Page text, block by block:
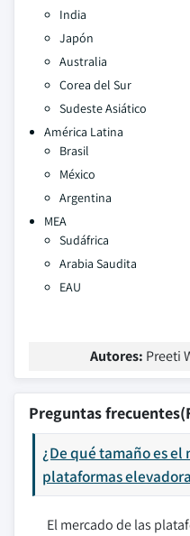
India
Japón
Australia
Corea del Sur
Sudeste Asiático
América Latina
Brasil
México
Argentina
MEA
Sudáfrica
Arabia Saudita
EAU
Autores: Preeti
Preguntas
¿De qué tamaño es el
plataformas
El mercado de las